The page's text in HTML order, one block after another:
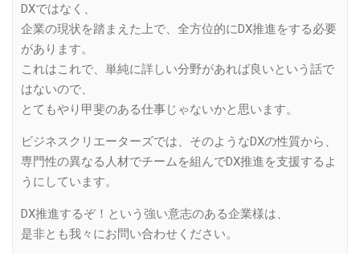
DXではなく、
企業の現状を踏まえた上で、全方位的にDX推進をする必要
があります。
これはこれで、単純に詳しい分野があれば良いという話で
はないので、
とてもやり甲斐のある仕事じゃないかと思います。
ビジネスクリエーターズでは、そのようなDXの性質から、
専門性の異なる人材でチームを組んでDX推進を支援するよ
うにしています。
DX推進するぞ！という強い意志のある企業様は、
是非とも我々にお問い合わせください。